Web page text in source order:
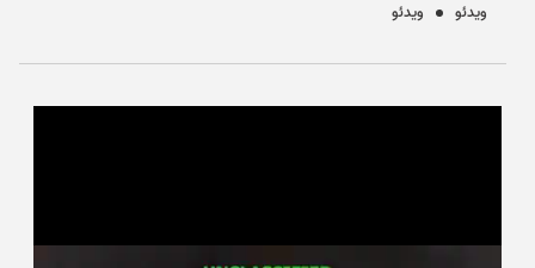
ویدئو ویدئو